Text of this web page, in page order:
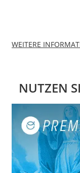
WEITERE
NUTZEN